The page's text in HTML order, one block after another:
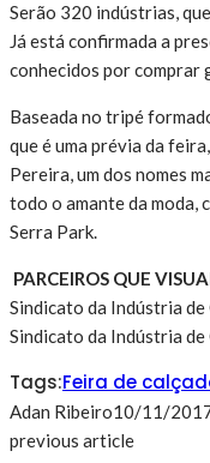
Serão 320 indústrias,
Já está confirmada a
conhecidos por comprar
Baseada no tripé
que é uma prévia da
Pereira, um dos nomes
todo o amante da moda,
Serra Park.
PARCEIROS QUE
Sindicato da Indústria
Sindicato da Indústria de
Tags:Feira de
Adan Ribeiro10/11/
previous article